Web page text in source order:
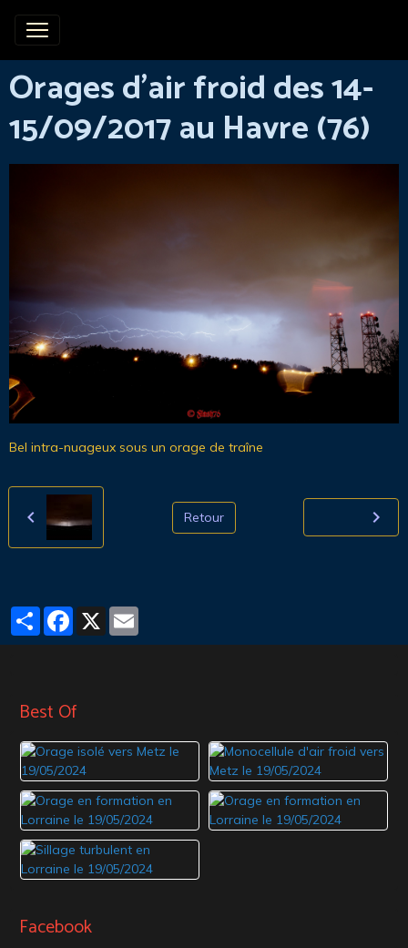
Orages d'air froid des 14-
15/09/2017 au Havre (76)
Bel intra-nuageux sous un orage de traîne
Retour
PartagerFacebook
X
Best Of
Facebook